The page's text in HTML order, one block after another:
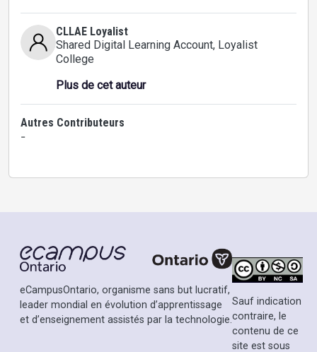
CLLAE Loyalist
Shared Digital Learning Account, Loyalist
College
Plus de cet auteur
Autres Contributeurs
-
eCampusOntario, organisme sans but lucratif,
leader mondial en évolution d’apprentissage
et d’enseignement assistés par la technologie.
Sauf indication
contraire, le
contenu de ce
site est sous